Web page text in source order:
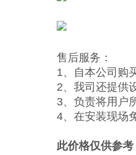
售后服务：
1、自本公司购
2、我司还提供
3、负责将用户
4、在安装现场
此价格仅供参